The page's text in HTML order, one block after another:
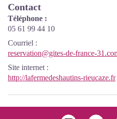
Contact
Téléphone :
05 61 99 44 10
Courriel :
reservation@gites-de-france-
Site internet :
http://lafermedeshautins-rieucaze.fr